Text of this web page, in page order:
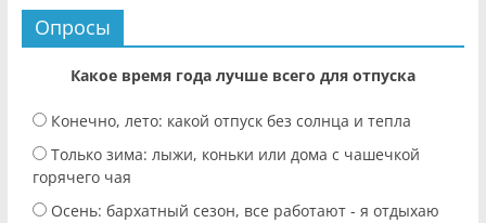
Опросы
Какое время года лучше всего для отпуска
Конечно, лето: какой отпуск без солнца и тепла
Только зима: лыжи, коньки или дома с чашечкой
горячего чая
Осень: бархатный сезон, все работают - я отдыхаю